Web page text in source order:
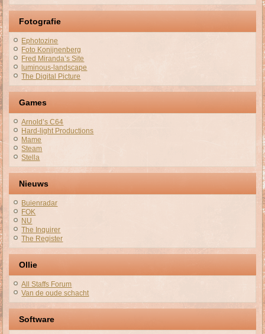
Fotografie
Ephotozine
Foto Konijnenberg
Fred Miranda’s Site
luminous-landscape
The Digital Picture
Games
Arnold’s C64
Hard-light Productions
Mame
Steam
Stella
Nieuws
Buienradar
FOK
NU
The Inquirer
The Register
Ollie
All Staffs Forum
Van de oude schacht
Software